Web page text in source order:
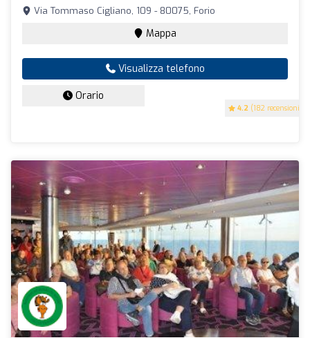
4.2 (182 recensioni)
Via Tommaso Cigliano, 109 - 80075, Forio
Mappa
Visualizza telefono
Orario